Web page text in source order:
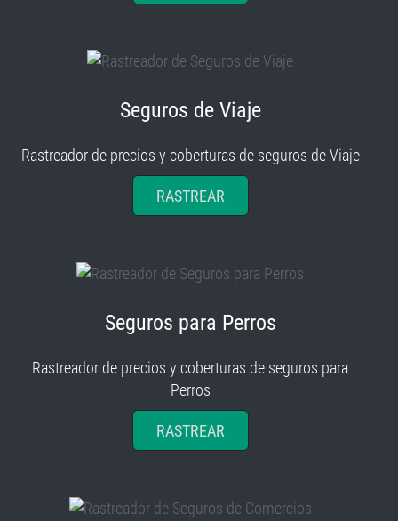
Seguros de Viaje
Rastreador de precios y coberturas de seguros de Viaje
RASTREAR
Seguros para Perros
Rastreador de precios y coberturas de seguros para
Perros
RASTREAR